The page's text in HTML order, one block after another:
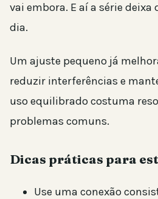
vai embora. E aí a série deixa
dia.
Um ajuste pequeno já
reduzir interferências e
uso equilibrado costuma
problemas comuns.
Dicas práticas para
Use uma conexão